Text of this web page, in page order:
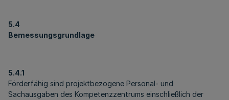
5.4
Bemessungsgrundlage
5.4.1
Förderfähig sind projektbezogene Personal- und
Sachausgaben des Kompetenzzentrums einschließlich der